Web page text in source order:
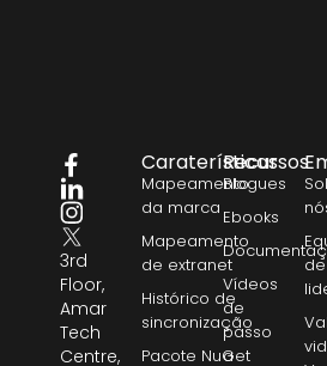
3rd
Floor,
Amar
Tech
Caraterísticas
Mapeamento
da marca
Mapeamento
de extranet
Histórico de
sincronização
Recursos
Blogues
Ebooks
Vídeos
de
passo
de